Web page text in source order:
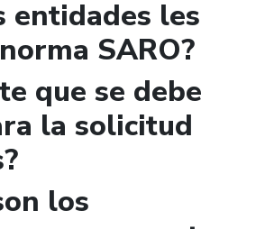
entidades les
SARO?
que se debe
la solicitud
los